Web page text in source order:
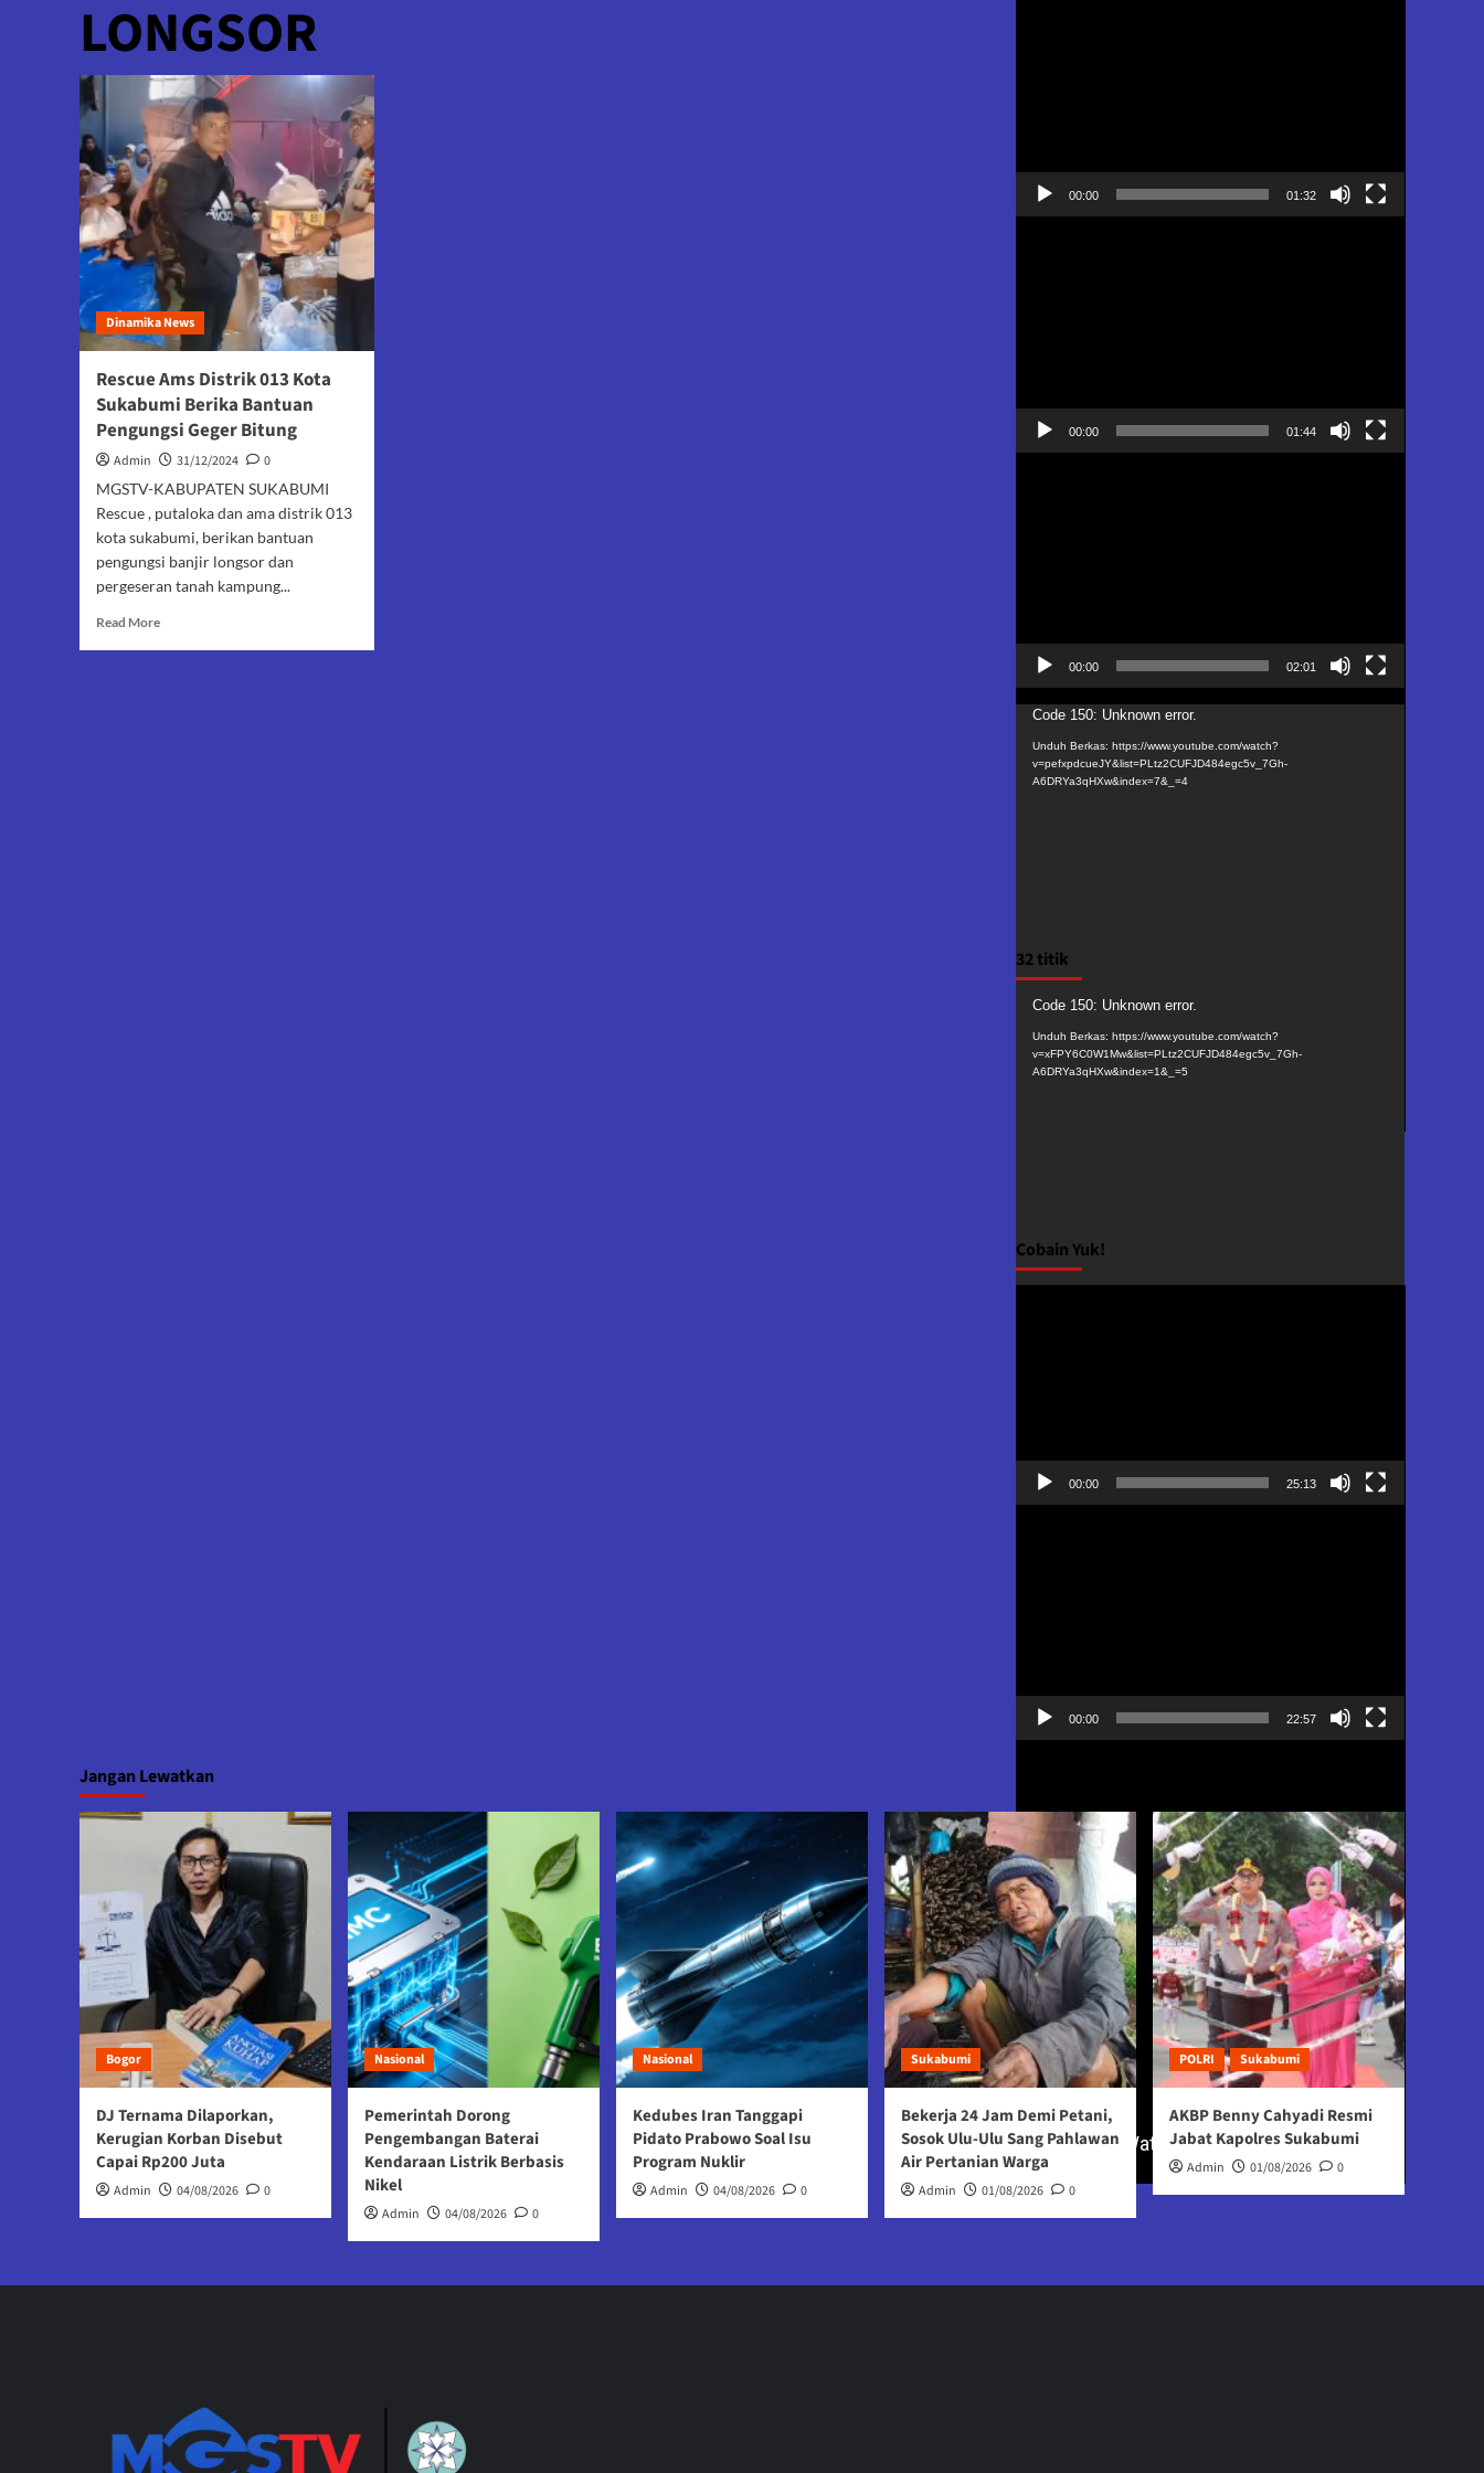
LONGSOR
Dinamika News
Rescue Ams Distrik 013 Kota
Sukabumi Berika Bantuan
Pengungsi Geger Bitung
Admin 31/12/2024
0
MGSTV-KABUPATEN SUKABUMI
Rescue , putaloka dan ama distrik 013
kota sukabumi, berikan bantuan
pengungsi banjir longsor dan
pergeseran tanah kampung...
Read MoreRead
00:00 01:32
00:00 01:44
00:00 02:01
Pemutar
Video
Code 150: Unknown error.
Unduh Berkas: https://www.youtube.com/watch?
v=pefxpdcueJY&list=PLtz2CUFJD484egc5v_7Gh-
A6DRYa3qHXw&index=7&_=4
32 titik
Pemutar
Video
Code 150: Unknown error.
Unduh Berkas: https://www.youtube.com/watch?
v=xFPY6C0W1Mw&list=PLtz2CUFJD484egc5v_7Gh-
A6DRYa3qHXw&index=1&_=5
Cobain Yuk!
00:00 25:13
00:00 22:57
Jangan Lewatkan
Bogor
DJ Ternama Dilaporkan,
Kerugian Korban Disebut
Capai Rp200 Juta
Admin 04/08/2026 0
Nasional
Pemerintah Dorong
Pengembangan Baterai
Kendaraan Listrik Berbasis
Nikel
Admin 04/08/2026 0
Nasional
Kedubes Iran Tanggapi
Pidato Prabowo Soal Isu
Program Nuklir
Admin 04/08/2026 0
Sukabumi
Bekerja 24 Jam Demi Petani,
Sosok Ulu-Ulu Sang Pahlawan
Air Pertanian Warga
Admin 01/08/2026 0
POLRI Sukabumi
AKBP Benny Cahyadi Resmi
Jabat Kapolres Sukabumi
Admin 01/08/2026 0